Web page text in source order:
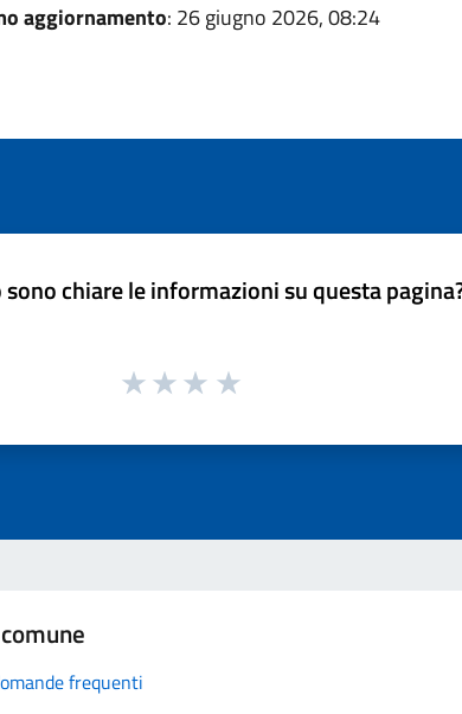
aggiornamento: 26 giugno 2026, 08:24
sono chiare le informazioni su questa
frequenti